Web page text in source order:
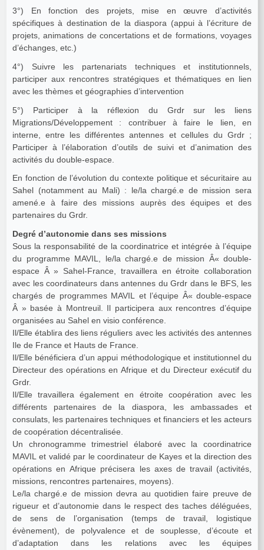
3°) En fonction des projets, mise en œuvre d’activités
spécifiques à destination de la diaspora (appui à l’écriture de
projets, animations de concertations et de formations, voyages
d’échanges, etc.)
4°) Suivre les partenariats techniques et institutionnels,
participer aux rencontres stratégiques et thématiques en lien
avec les thèmes et géographies d’intervention
5°) Participer à la réflexion du Grdr sur les liens
Migrations/Développement : contribuer à faire le lien, en
interne, entre les différentes antennes et cellules du Grdr ;
Participer à l’élaboration d’outils de suivi et d’animation des
activités du double-espace.
En fonction de l’évolution du contexte politique et sécuritaire au
Sahel (notamment au Mali) : le/la chargé.e de mission sera
amené.e à faire des missions auprès des équipes et des
partenaires du Grdr.
Degré d’autonomie dans ses missions
Sous la responsabilité de la coordinatrice et intégrée à l’équipe
du programme MAVIL, le/la chargé.e de mission Â« double-
espace Â » Sahel-France, travaillera en étroite collaboration
avec les coordinateurs dans antennes du Grdr dans le BFS, les
chargés de programmes MAVIL et l’équipe Â« double-espace
Â » basée à Montreuil. Il participera aux rencontres d’équipe
organisées au Sahel en visio conférence.
Il/Elle établira des liens réguliers avec les activités des antennes
Ile de France et Hauts de France.
Il/Elle bénéficiera d’un appui méthodologique et institutionnel du
Directeur des opérations en Afrique et du Directeur exécutif du
Grdr.
Il/Elle travaillera également en étroite coopération avec les
différents partenaires de la diaspora, les ambassades et
consulats, les partenaires techniques et financiers et les acteurs
de coopération décentralisée.
Un chronogramme trimestriel élaboré avec la coordinatrice
MAVIL et validé par le coordinateur de Kayes et la direction des
opérations en Afrique précisera les axes de travail (activités,
missions, rencontres partenaires, moyens).
Le/la chargé.e de mission devra au quotidien faire preuve de
rigueur et d’autonomie dans le respect des taches déléguées,
de sens de l’organisation (temps de travail, logistique
évènement), de polyvalence et de souplesse, d’écoute et
d’adaptation dans les relations avec les équipes